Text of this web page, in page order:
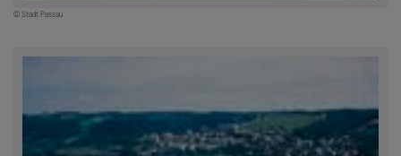
© Stadt Passau